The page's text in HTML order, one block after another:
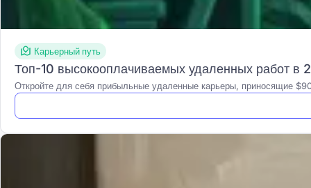
Карьерный путь
Топ-10 высокооплачиваемых удаленных работ в
Откройте для себя прибыльные удаленные карьеры, приносящие